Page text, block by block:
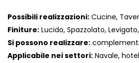
Possibili realizzazioni: Cucine,
Finiture: Lucido, Spazzolato,
Si possono realizzare:
Applicabile nei settori: Navale,